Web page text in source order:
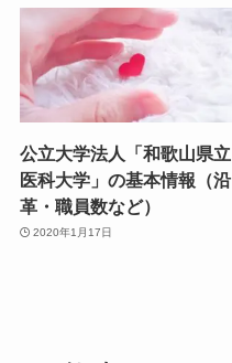
公立大学法人「和歌山県立
医科大学」の基本情報（沿
革・職員数など）
2020年1月17日